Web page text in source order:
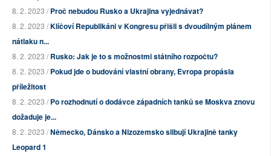
8. 2. 2023 /Proč nebudou Rusko a Ukrajina vyjednávat?
8. 2. 2023 /Klíčoví Republikáni v Kongresu přišli s dvoudílným plánem
nátlaku n...
8. 2. 2023 /Rusko: Jak je to s možnostmi státního rozpočtu?
8. 2. 2023 /Pokud jde o budování vlastní obrany, Evropa propásla
příležitost
8. 2. 2023 /Po rozhodnutí o dodávce západních tanků se Moskva znovu
dožaduje je...
8. 2. 2023 /Německo, Dánsko a Nizozemsko slibují Ukrajině tanky
Leopard 1